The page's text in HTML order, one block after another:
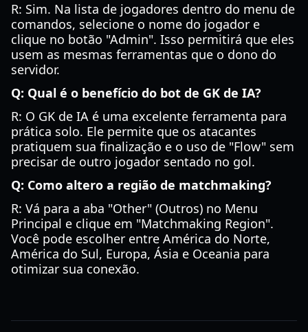
R: Sim. Na lista de jogadores dentro do menu de
comandos, selecione o nome do jogador e
clique no botão "Admin". Isso permitirá que eles
usem as mesmas ferramentas que o dono do
servidor.
Q: Qual é o benefício do bot de GK de IA?
R: O GK de IA é uma excelente ferramenta para
prática solo. Ele permite que os atacantes
pratiquem sua finalização e o uso de "Flow" sem
precisar de outro jogador sentado no gol.
Q: Como altero a região de matchmaking?
R: Vá para a aba "Other" (Outros) no Menu
Principal e clique em "Matchmaking Region".
Você pode escolher entre América do Norte,
América do Sul, Europa, Ásia e Oceania para
otimizar sua conexão.